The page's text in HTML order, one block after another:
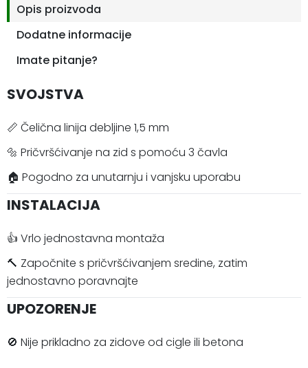
Opis proizvoda
Dodatne informacije
Imate pitanje?
SVOJSTVA
📏 Čelična linija debljine 1,5 mm
🔩 Pričvršćivanje na zid s pomoću 3 čavla
🏠 Pogodno za unutarnju i vanjsku uporabu
INSTALACIJA
👍 Vrlo jednostavna montaža
🔨 Započnite s pričvršćivanjem sredine, zatim
jednostavno poravnajte
UPOZORENJE
🚫 Nije prikladno za zidove od cigle ili betona